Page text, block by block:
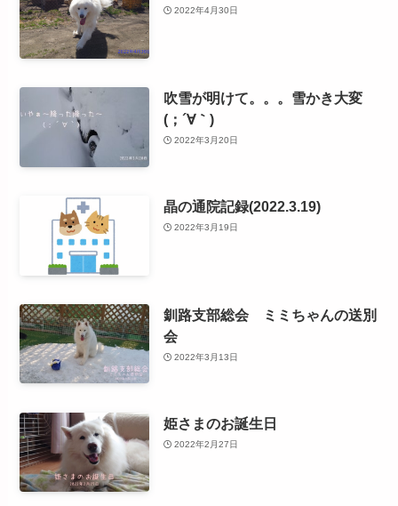
2022年4月30日
吹雪が明けて。。。雪かき大変
(；´∀｀)
2022年3月20日
晶の通院記録(2022.3.19)
2022年3月19日
釧路支部総会 ミミちゃんの送別
会
2022年3月13日
姫さまのお誕生日
2022年2月27日